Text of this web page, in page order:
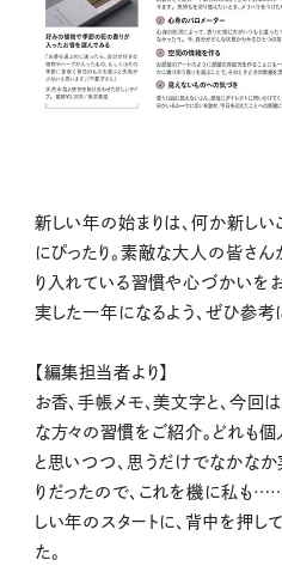
新しい年の始まりは、何か新しい
にぴったり。素敵な大人の皆さ
り入れている習慣や心づかいを
実した一年になるよう、ぜひ参考
【編集担当者より】
お香、手帳メモ、美文字と、今回
な方々の習慣をご紹介。どれも個
と思いつつ、思うだけでなかな
りだったので、これを機に私も……
しい年のスタートに、背中を押し
た。